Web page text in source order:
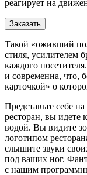
реагирует на
Заказать
Такой «оживший
стиля, усилителем
каждого
и современна, что,
карточкой» о
Представьте себе
ресторан, вы идете
водой. Вы видите
логотипом
слышите звуки
под ваших ног.
с нашим